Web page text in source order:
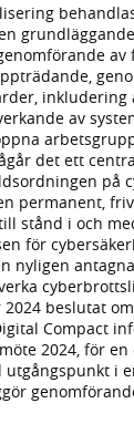
inkludering
av
det ett
på
permanent,
stånd i och
för
nyligen
beslutat
Compact
2024, för en
i